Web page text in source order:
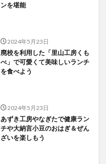
ンを堪能
2024年5月23日
廃校を利用した「里山工房くも
べ」で可愛くて美味しいランチ
を食べよう
2024年5月23日
あずき工房やなぎたで健康ラン
チや大納言小豆のおはぎ＆ぜん
ざいを楽しもう